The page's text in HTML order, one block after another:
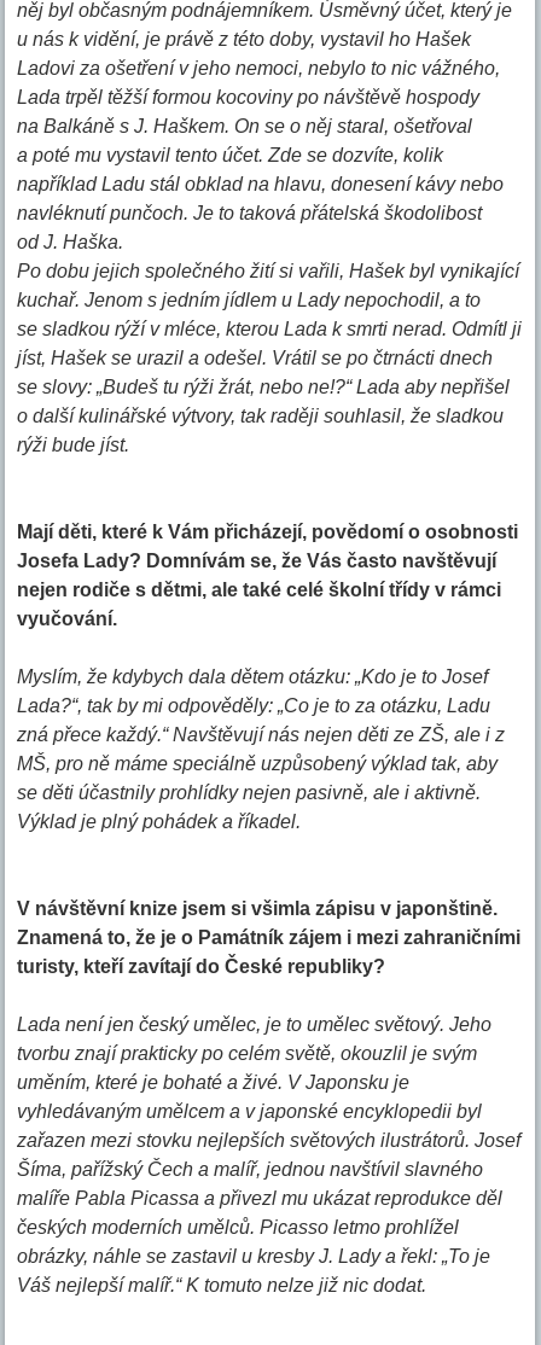
něj byl občasným podnájemníkem. Úsměvný účet, který je
u nás k vidění, je právě z této doby, vystavil ho Hašek
Ladovi za ošetření v jeho nemoci, nebylo to nic vážného,
Lada trpěl těžší formou kocoviny po návštěvě hospody
na Balkáně s J. Haškem. On se o něj staral, ošetřoval
a poté mu vystavil tento účet. Zde se dozvíte, kolik
například Ladu stál obklad na hlavu, donesení kávy nebo
navléknutí punčoch. Je to taková přátelská škodolibost
od J. Haška.
Po dobu jejich společného žití si vařili, Hašek byl vynikající
kuchař. Jenom s jedním jídlem u Lady nepochodil, a to
se sladkou rýží v mléce, kterou Lada k smrti nerad. Odmítl ji
jíst, Hašek se urazil a odešel. Vrátil se po čtrnácti dnech
se slovy: „Budeš tu rýži žrát, nebo ne!?“ Lada aby nepřišel
o další kulinářské výtvory, tak raději souhlasil, že sladkou
rýži bude jíst.
Mají děti, které k Vám přicházejí, povědomí o osobnosti
Josefa Lady? Domnívám se, že Vás často navštěvují
nejen rodiče s dětmi, ale také celé školní třídy v rámci
vyučování.
Myslím, že kdybych dala dětem otázku: „Kdo je to Josef
Lada?“, tak by mi odpověděly: „Co je to za otázku, Ladu
zná přece každý.“ Navštěvují nás nejen děti ze ZŠ, ale i z
MŠ, pro ně máme speciálně uzpůsobený výklad tak, aby
se děti účastnily prohlídky nejen pasivně, ale i aktivně.
Výklad je plný pohádek a říkadel.
V návštěvní knize jsem si všimla zápisu v japonštině.
Znamená to, že je o Památník zájem i mezi zahraničními
turisty, kteří zavítají do České republiky?
Lada není jen český umělec, je to umělec světový. Jeho
tvorbu znají prakticky po celém světě, okouzlil je svým
uměním, které je bohaté a živé. V Japonsku je
vyhledávaným umělcem a v japonské encyklopedii byl
zařazen mezi stovku nejlepších světových ilustrátorů. Josef
Šíma, pařížský Čech a malíř, jednou navštívil slavného
malíře Pabla Picassa a přivezl mu ukázat reprodukce děl
českých moderních umělců. Picasso letmo prohlížel
obrázky, náhle se zastavil u kresby J. Lady a řekl: „To je
Váš nejlepší malíř.“ K tomuto nelze již nic dodat.